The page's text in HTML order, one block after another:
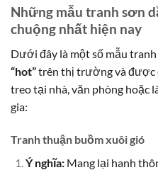
Những mẫu tranh sơn
chuộng nhất hiện nay
Dưới đây là một số mẫu
“hot”trên thị trường và được
treo tại nhà, văn phòng hoặc
gia:
Tranh thuận buồm xuôi gió
Ý nghĩa:Mang lại hanh